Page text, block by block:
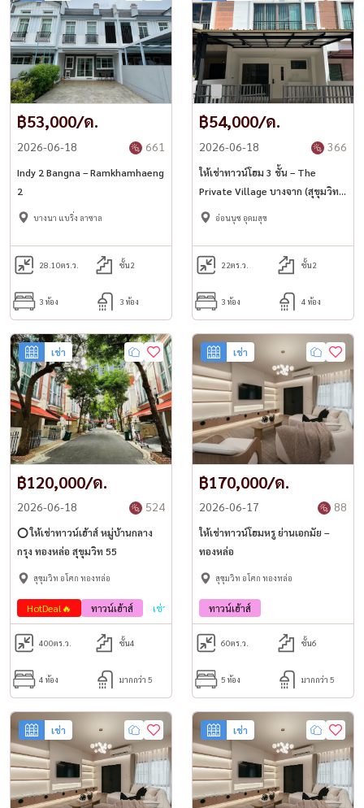
฿53,000/ด.
2026-06-18 661
Indy 2 Bangna – Ramkhamhaeng
2
บางนา แบริ่ง ลาซาล
28.10ตร.ว. ชั้น2
3 ห้อง 3 ห้อง
฿54,000/ด.
2026-06-18 366
ให้เช่าทาวน์โฮม 3 ชั้น – The
Private Village บางจาก (สุขุมวิท
97/1)
อ่อนนุช อุดมสุข
22ตร.ว. ชั้น2
3 ห้อง 4 ห้อง
เช่า
฿120,000/ด.
2026-06-18 524
⭕️ ให้เช่าทาวน์เฮ้าส์ หมู่บ้านกลาง
กรุง ทองหล่อ สุขุมวิท 55
สุขุมวิท อโศก ทองหล่อ
HotDeal🔥 ทาวน์เฮ้าส์ เช่า
400ตร.ว. ชั้น4
4 ห้อง มากกว่า 5
เช่า
฿170,000/ด.
2026-06-17 88
ให้เช่าทาวน์โฮมหรู ย่านเอกมัย –
ทองหล่อ
สุขุมวิท อโศก ทองหล่อ
ทาวน์เฮ้าส์
60ตร.ว. ชั้น6
5 ห้อง มากกว่า 5
เช่า เช่า